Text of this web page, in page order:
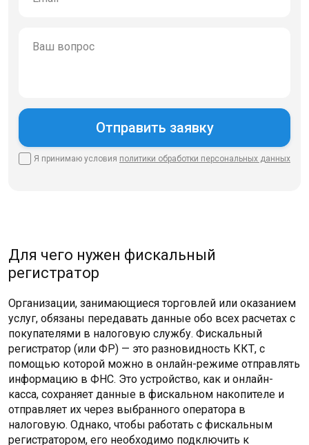
Я принимаю условия политики обработки персональных данных
Для чего нужен фискальный
регистратор
Организации, занимающиеся торговлей или оказанием
услуг, обязаны передавать данные обо всех расчетах с
покупателями в налоговую службу. Фискальный
регистратор (или ФР) — это разновидность ККТ, с
помощью которой можно в онлайн-режиме отправлять
информацию в ФНС. Это устройство, как и онлайн-
касса, сохраняет данные в фискальном накопителе и
отправляет их через выбранного оператора в
налоговую. Однако, чтобы работать с фискальным
регистратором, его необходимо подключить к